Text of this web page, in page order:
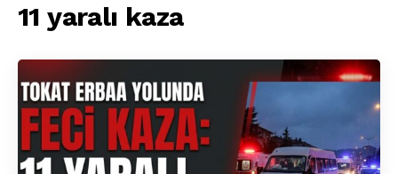
11 yaralı kaza